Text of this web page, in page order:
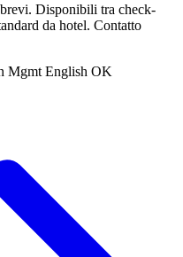
Disponibili tra check-
da hotel. Contatto
Mgmt English OK